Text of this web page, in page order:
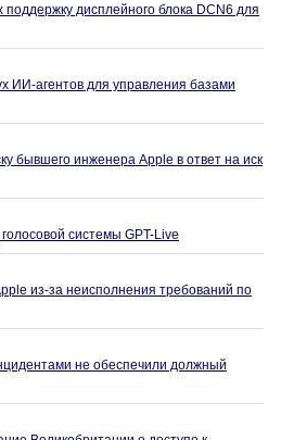
дисплейного блока DCN6 для
ИИ-агентов для управления базами
бывшего инженера Apple в ответ на иск
системы GPT-Live
из-за неисполнения требований по
не обеспечили должный